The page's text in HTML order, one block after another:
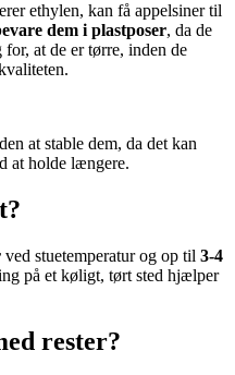
ethylen, kan få appelsiner til
dem i plastposer, da de
at de er tørre, inden de
at stable dem, da det kan
at holde længere.
ved stuetemperatur og op til 3-4
på et køligt, tørt sted hjælper
rester?